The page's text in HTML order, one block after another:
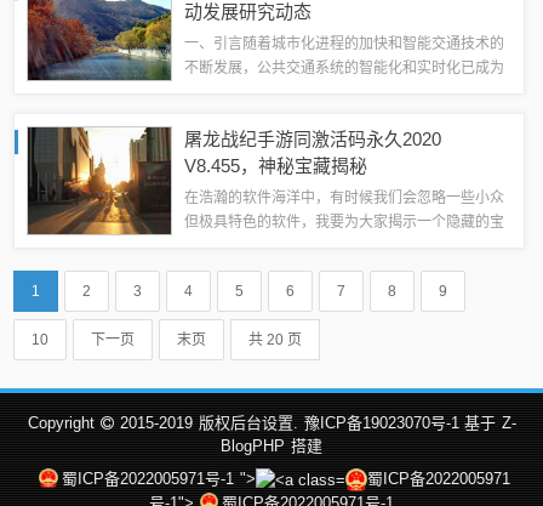
动发展研究动态
一、引言随着城市化进程的加快和智能交通技术的
不断发展，公共交通系统的智能化和实时化已成为
贸往来具有重大推动作用，本文旨在探讨宝坻...
屠龙战纪手游同激活码永久2020
V8.455，神秘宝藏揭秘
在浩瀚的软件海洋中，有时候我们会忽略一些小众
但极具特色的软件，我要为大家揭示一个隐藏的宝
V8.455”，一款功能独特、专为特定用户群体量身
定制的神器。软件概述“屠龙战纪手游同...
1 2 3 4 5 6 7 8 9
10 下一页 末页 共 20 页
Copyright 2015-2019 版权后台设置. 豫ICP备19023070号-1 基于 Z-
BlogPHP 搭建
蜀ICP备2022005971号-1 ">
蜀ICP备2022005971